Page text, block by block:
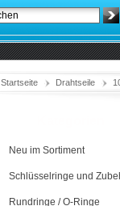
Startseite Drahtseile
Neu im Sortiment
Schlüsselringe und
Rundringe / O-Ringe